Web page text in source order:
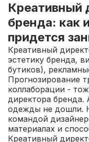
Креативный
бренда: как
придется
Креативный
эстетику бренда,
бутиков),
Прогнозирование
коллаборации -
директора
одежды не дошли.
командой
материалах и
Креативный